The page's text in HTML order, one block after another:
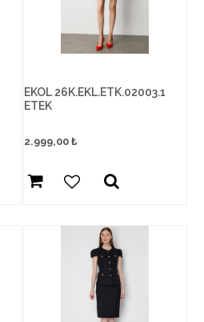
EKOL 26K.EKL.ETK.02003.1
ETEK
2.999,00₺